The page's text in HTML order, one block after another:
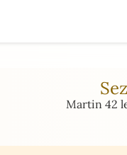
Martin 42